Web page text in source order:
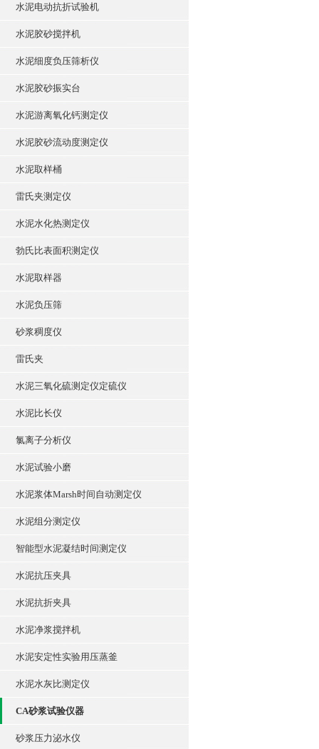
水泥电动抗折试验机
水泥胶砂搅拌机
水泥细度负压筛析仪
水泥胶砂振实台
水泥游离氧化钙测定仪
水泥胶砂流动度测定仪
水泥取样桶
雷氏夹测定仪
水泥水化热测定仪
勃氏比表面积测定仪
水泥取样器
水泥负压筛
砂浆稠度仪
雷氏夹
水泥三氧化硫测定仪定硫仪
水泥比长仪
氯离子分析仪
水泥试验小磨
水泥浆体Marsh时间自动测定仪
水泥组分测定仪
智能型水泥凝结时间测定仪
水泥抗压夹具
水泥抗折夹具
水泥净浆搅拌机
水泥安定性实验用压蒸釜
水泥水灰比测定仪
CA砂浆试验仪器
砂浆压力泌水仪